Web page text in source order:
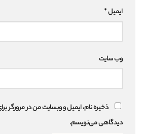
ایمیل*
وب‌ سایت
ذخیره نام، ایمیل و وبسایت من در مرورگر
دیدگاهی می‌نویسم.